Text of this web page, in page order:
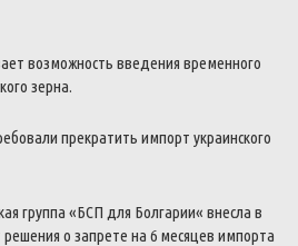
возможность введения временного
зерна.
прекратить импорт украинского
группа «БСП для Болгарии« внесла в
решения о запрете на 6 месяцев импорта